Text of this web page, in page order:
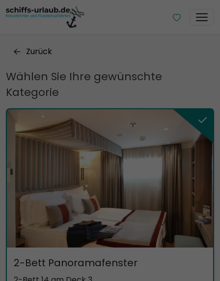
Zurück
Wählen Sie Ihre gewünschte
Kategorie
2-Bett Panoramafenster